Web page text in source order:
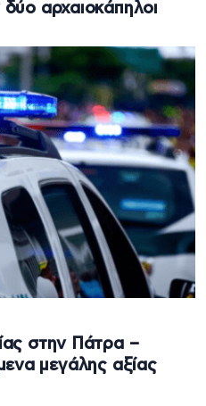
αρχαιοκάπηλοι
στην Πάτρα –
μεγάλης αξίας